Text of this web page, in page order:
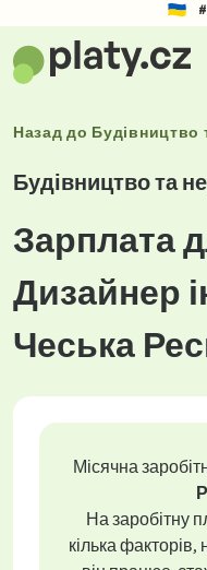
Назад до Будівництво
Будівництво та
Зарплата
Дизайнер
Чеська
Місячна
На заробітну
кілька